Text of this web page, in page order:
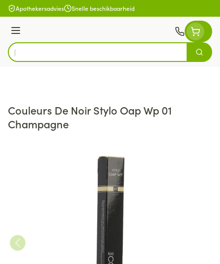
Ga naar de inhoud
Apothekersadvies Snelle beschikbaarheid
Menu
Product, merk, categorie...
Zoek
Couleurs De Noir Stylo Oap Wp 01
Champagne